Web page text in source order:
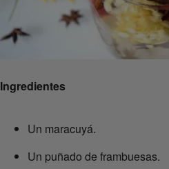
Ingredientes
Un maracuyá.
Un puñado de frambuesas.